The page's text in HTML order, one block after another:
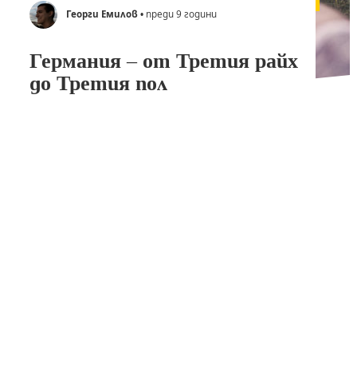
Георги Емилов• преди 9 години
Германия – от Третия райх
до Третия пол